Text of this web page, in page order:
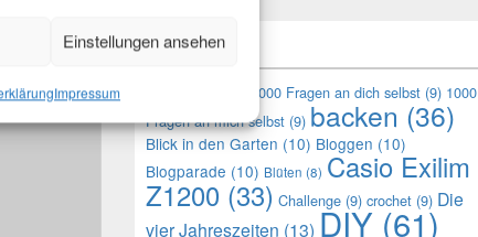
Einstellungen ansehen
Impressum
Themen
1000 Fragen an dich selbst (9) 1000
Fragen an mich selbst (9) backen (36)
Blick in den Garten (10) Bloggen (10)
Blogparade (10) Blüten (8) Casio Exilim
Z1200 (33) Challenge (9) crochet (9) Die
vier Jahreszeiten (13) DIY(61)